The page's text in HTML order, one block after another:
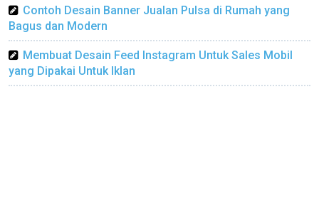
Contoh Desain Banner Jualan Pulsa di Rumah yang
Bagus dan Modern
Membuat Desain Feed Instagram Untuk Sales Mobil
yang Dipakai Untuk Iklan